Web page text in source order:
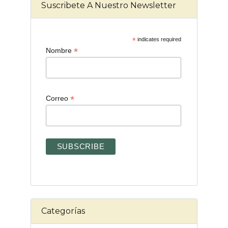
Suscribete A Nuestro Newsletter
*indicates required
Nombre *
Correo *
Categorías